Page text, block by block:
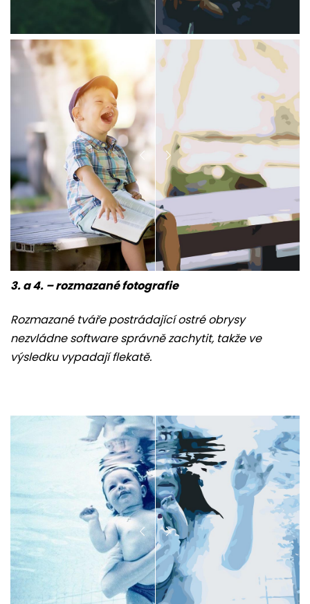
3. a 4. – rozmazané fotografie
Rozmazané tváře postrádající ostré obrysy
nezvládne software správně zachytit, takže ve
výsledku vypadají flekatě.